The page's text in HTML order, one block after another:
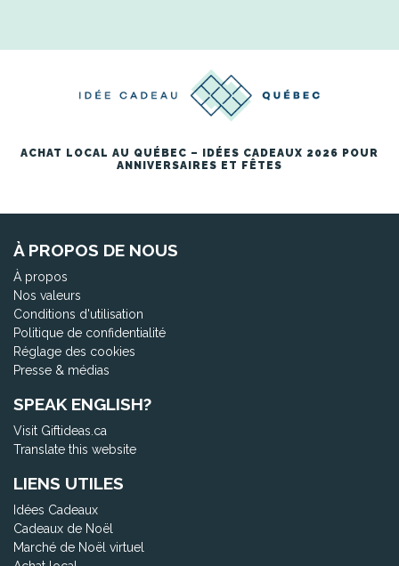
ACHAT LOCAL AU QUÉBEC – IDÉES CADEAUX 2026 POUR
ANNIVERSAIRES ET FÊTES
À PROPOS DE NOUS
À propos
Nos valeurs
Conditions d'utilisation
Politique de confidentialité
Réglage des cookies
Presse & médias
SPEAK ENGLISH?
Visit Giftideas.ca
Translate this website
LIENS UTILES
Idées Cadeaux
Cadeaux de Noël
Marché de Noël virtuel